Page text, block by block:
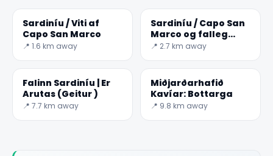
Sardiníu / Viti af
Capo San Marco
📍 1.6 km away
Sardiníu / Capo San
Marco og falleg
beach
📍 2.7 km away
Falinn Sardiníu | Er
Arutas (Geitur )
📍 7.7 km away
Miðjarðarhafið
Kavíar: Bottarga
📍 9.8 km away